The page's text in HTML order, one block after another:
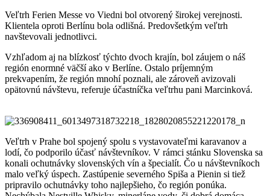
Veľtrh Ferien Messe vo Viedni bol otvorený širokej verejnosti.
Klientela oproti Berlínu bola odlišná. Predovšetkým veľtrh
navštevovali jednotlivci.
Vzhľadom aj na blízkosť týchto dvoch krajín, bol záujem o náš
región enormné väčší ako v Berlíne. Ostalo príjemným
prekvapením, že región mnohí poznali, ale zároveň avizovali
opätovnú návštevu, referuje účastníčka veľtrhu pani Marcinková.
Veľtrh v Prahe bol spojený spolu s vystavovateľmi karavanov a
lodí, čo podporilo účasť návštevníkov. V rámci stánku Slovenska sa
konali ochutnávky slovenských vín a špecialít. Čo u návštevníkoch
malo veľký úspech. Zastúpenie severného Spiša a Pienin si tiež
pripravilo ochutnávky toho najlepšieho, čo región ponúka.